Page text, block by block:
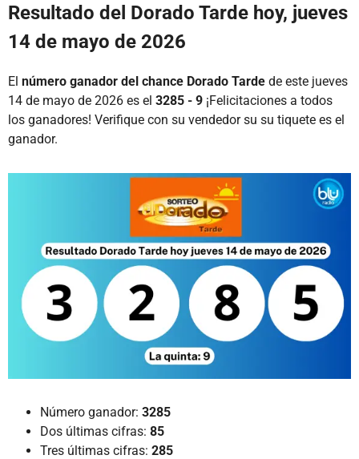
Resultado del Dorado Tarde hoy, jueves
14 de mayo de 2026
El número ganador del chance Dorado Tarde de este jueves
14 de mayo de 2026 es el 3285 - 9 ¡Felicitaciones a todos
los ganadores! Verifique con su vendedor su su tiquete es el
ganador.
Número ganador: 3285
Dos últimas cifras: 85
Tres últimas cifras: 285